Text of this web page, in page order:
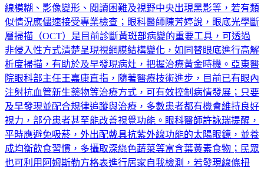
線模糊、影像變形、閱讀困難及視野中央出現黑影等，若有類
似情況應儘速接受專業檢查；眼科醫師陳芳婷說，眼底光學斷
層掃描（OCT）是目前診斷黃斑部病變的重要工具，可透過
非侵入性方式清楚呈現視網膜結構變化，如同替眼底進行高解
析度掃描，有助於及早發現病灶，把握治療黃金時機。亞東醫
院眼科部主任王嘉康直指，隨著醫療技術進步，目前已有眼內
注射抗血管新生藥物等治療方式，可有效控制病情發展；只要
及早發現並配合規律追蹤與治療，多數患者都有機會維持良好
視力，部分患者甚至能改善視覺功能。眼科醫師許詠瑞提醒，
平時應避免吸菸，外出配戴具抗紫外線功能的太陽眼鏡，並養
成均衡飲食習慣，多攝取深綠色蔬菜等富含葉黃素食物；民眾
也可利用阿姆斯勒方格表進行居家自我檢測，若發現線條扭